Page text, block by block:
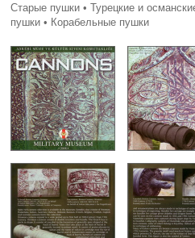
Старые пушки • Турецкие и
пушки • Корабельные пушки